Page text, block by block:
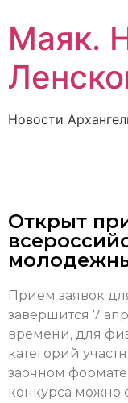
Маяк.
Новости
Открыт
Прием заявок
завершится 7
времени, для
категорий
заочном формате.
конкурса можно